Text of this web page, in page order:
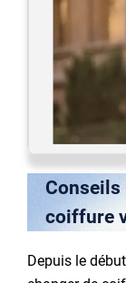
Conseils
coiffure
Depuis le